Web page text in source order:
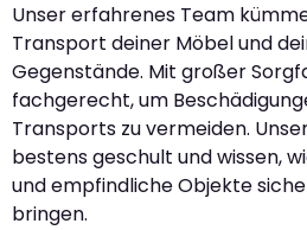
Unser erfahrenes Team
Transport deiner Möbel und
Gegenstände. Mit großer
fachgerecht, um
Transports zu vermeiden.
bestens geschult und wissen,
und empfindliche Objekte
bringen.